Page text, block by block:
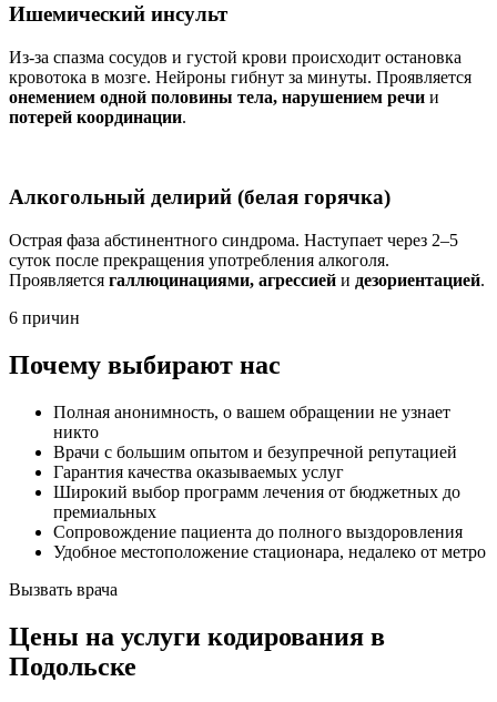
Ишемический инсульт
Из-за спазма сосудов и густой крови происходит остановка
кровотока в мозге. Нейроны гибнут за минуты. Проявляется
онемением одной половины тела, нарушением речи и
потерей координации.
Алкогольный делирий (белая горячка)
Острая фаза абстинентного синдрома. Наступает через 2–5
суток после прекращения употребления алкоголя.
Проявляется галлюцинациями, агрессией и дезориентацией.
6 причин
Почему выбирают нас
Полная анонимность, о вашем обращении не узнает
никто
Врачи с большим опытом и безупречной репутацией
Гарантия качества оказываемых услуг
Широкий выбор программ лечения от бюджетных до
премиальных
Сопровождение пациента до полного выздоровления
Удобное местоположение стационара, недалеко от метро
Вызвать врача
Цены на услуги кодирования в
Подольске